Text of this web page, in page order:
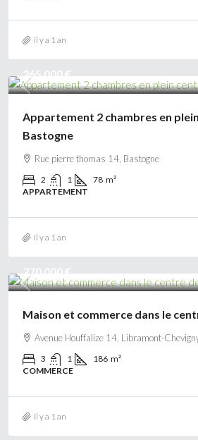
il y a 1 an
265 000 €
Appartement 2 chambres en
Bastogne
Rue pierre thomas 14, Bastogne
2 1 78 m²
APPARTEMENT
il y a 1 an
270 000 €
Maison et commerce dans le
Avenue Houffalize 14, Libramont-
3 1 186 m²
COMMERCE
il y a 1 an